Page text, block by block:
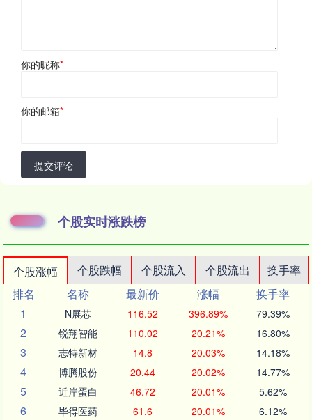
你的昵称*
你的邮箱*
提交评论
个股实时涨跌榜
个股涨幅 个股跌幅 个股流入 个股流出
换手率
排名
名称 最新价 涨幅
换手率
1
N展芯 116.52 396.89% 79.39%
2 锐翔智能 110.02 20.21% 16.80%
3 志特新材 14.8 20.03% 14.18%
4 博腾股份 20.44 20.02% 14.77%
5 近岸蛋白 46.72 20.01% 5.62%
6 毕得医药 61.6 20.01% 6.12%